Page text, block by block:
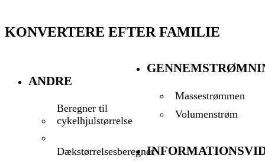
KONVERTERE EFTER FAMILIE
ANDRE
Beregner til
cykelhjulstørrelse
Dækstørrelsesberegner
Massestrømmen
Volumenstrøm